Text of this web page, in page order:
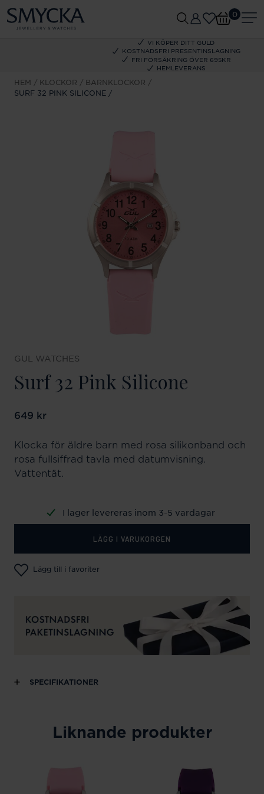
VI KÖPER DITT GULD
KOSTNADSFRI PRESENTINSLAGNING
FRI FÖRSÄKRING ÖVER 695KR
HEMLEVERANS
0
HEM KLOCKOR
BARNKLOCKOR
SURF 32 PINK SILICONE
GUL WATCHES
Surf 32 Pink Silicone
Pris:649 kr
649 kr
Klocka för äldre barn med rosa silikonband och
rosa fullsiffrad tavla med datumvisning.
Vattentät.
I lager levereras inom 3-5 vardagar
LÄGG I VARUKORGEN
Lägg till i favoriter
SPECIFIKATIONER
Liknande produkter